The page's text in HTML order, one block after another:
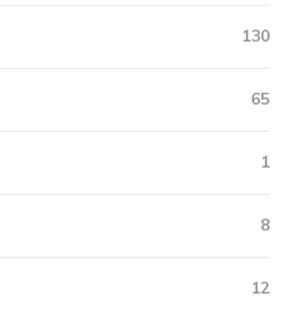
130
65
1
8
12